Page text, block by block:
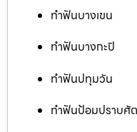
ทำฟันบางเขน
ทำฟันบางกะปิ
ทำฟันปทุมวัน
ทำฟันป้อมปราบศั